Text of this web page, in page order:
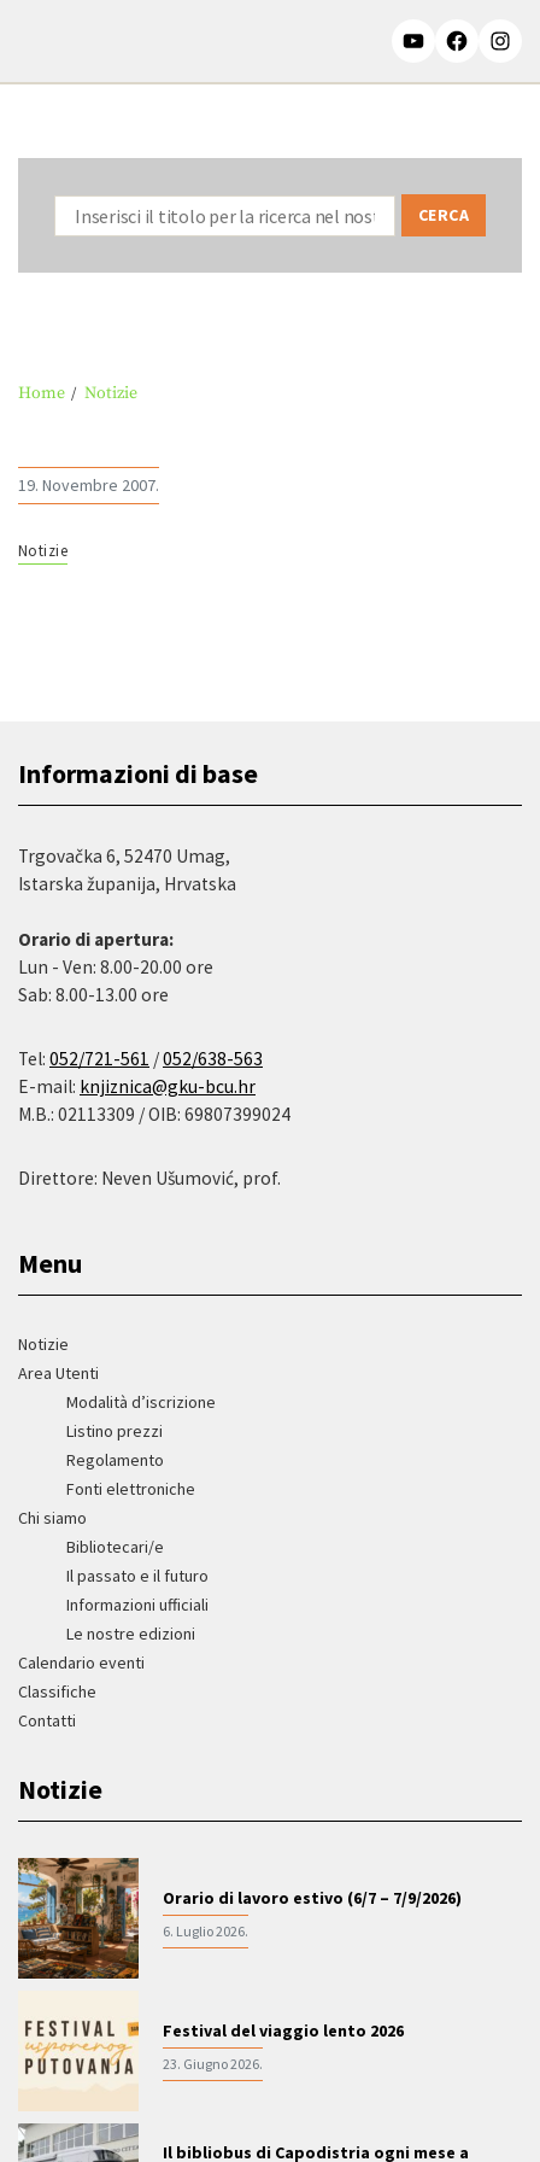
Home Notizie
19. Novembre 2007.
Notizie
Informazioni di base
Trgovačka 6, 52470 Umag,
Istarska županija, Hrvatska
Orario di apertura:
Lun - Ven: 8.00-20.00 ore
Sab: 8.00-13.00 ore
Tel: 052/721-561 /052/638-563
E-mail: knjiznica@gku-bcu.hr
M.B.: 02113309 / OIB: 69807399024
Direttore: Neven Ušumović, prof.
Menu
Notizie
Area Utenti
Modalità d’iscrizione
Listino prezzi
Regolamento
Fonti elettroniche
Chi siamo
Bibliotecari/e
Il passato e il futuro
Informazioni ufficiali
Le nostre edizioni
Calendario eventi
Classifiche
Contatti
Notizie
Orario di lavoro estivo (6/7 – 7/9/2026)
6. Luglio 2026.
Festival del viaggio lento 2026
23. Giugno 2026.
Il bibliobus di Capodistria ogni mese a